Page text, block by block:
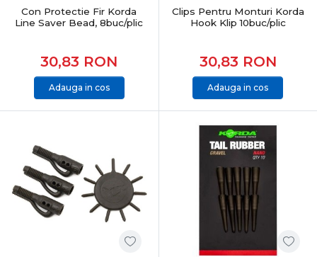
pentru pescarii care caută performanță reală, fiabilitate
și echipamente testate. Produsele sunt atent
competiții, acoperind toate nevoile pescarului modern
de crap.
CONCLUZIE
control și precizie. Alegerea echipamentelor potrivite îți
oferă încredere, eficiență și șanse reale la capturi
memorabile, indiferent de locul sau condițiile de pescuit.
Con Protectie Fir Korda
Line Saver Bead, 8buc/plic
30,83 RON
Adauga in cos
Clips Pentru Monturi Korda
Hook Klip 10buc/plic
30,83 RON
Adauga in cos